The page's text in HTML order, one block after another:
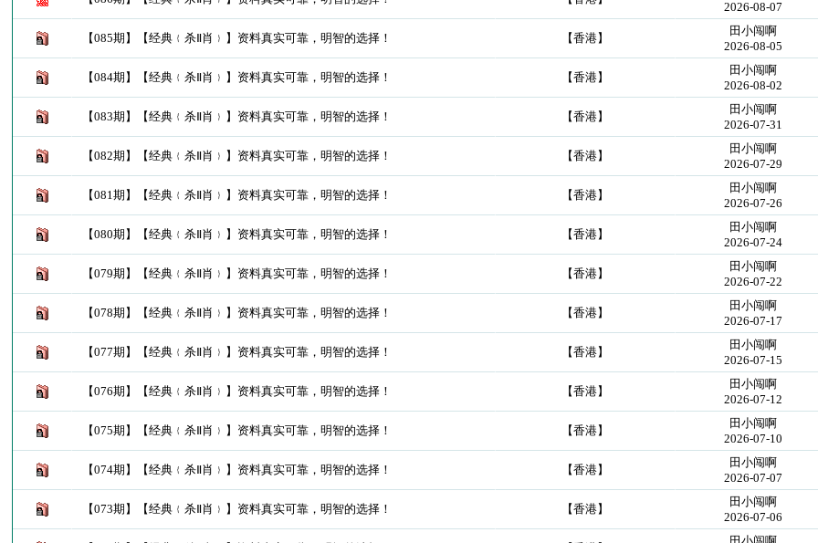
2026-08-07
【085期】【经典﹛杀Ⅱ肖﹜】资料真实可靠，明智的选择！ 【香港】
田小闯啊
2026-08-05
【084期】【经典﹛杀Ⅱ肖﹜】资料真实可靠，明智的选择！ 【香港】
田小闯啊
2026-08-02
【083期】【经典﹛杀Ⅱ肖﹜】资料真实可靠，明智的选择！ 【香港】
田小闯啊
2026-07-31
【082期】【经典﹛杀Ⅱ肖﹜】资料真实可靠，明智的选择！ 【香港】
田小闯啊
2026-07-29
【081期】【经典﹛杀Ⅱ肖﹜】资料真实可靠，明智的选择！ 【香港】
田小闯啊
2026-07-26
【080期】【经典﹛杀Ⅱ肖﹜】资料真实可靠，明智的选择！ 【香港】
田小闯啊
2026-07-24
【079期】【经典﹛杀Ⅱ肖﹜】资料真实可靠，明智的选择！ 【香港】
田小闯啊
2026-07-22
【078期】【经典﹛杀Ⅱ肖﹜】资料真实可靠，明智的选择！ 【香港】
田小闯啊
2026-07-17
【077期】【经典﹛杀Ⅱ肖﹜】资料真实可靠，明智的选择！ 【香港】
田小闯啊
2026-07-15
【076期】【经典﹛杀Ⅱ肖﹜】资料真实可靠，明智的选择！ 【香港】
田小闯啊
2026-07-12
【075期】【经典﹛杀Ⅱ肖﹜】资料真实可靠，明智的选择！ 【香港】
田小闯啊
2026-07-10
【074期】【经典﹛杀Ⅱ肖﹜】资料真实可靠，明智的选择！ 【香港】
田小闯啊
2026-07-07
【073期】【经典﹛杀Ⅱ肖﹜】资料真实可靠，明智的选择！ 【香港】
田小闯啊
2026-07-06